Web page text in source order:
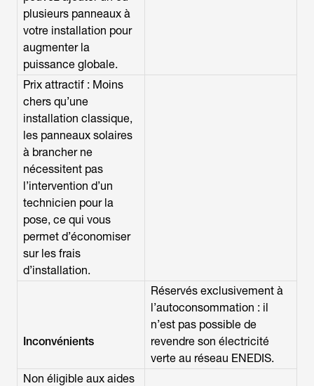
plusieurs panneaux à
votre installation pour
augmenter la
puissance globale.
Prix attractif : Moins
chers qu’une
installation classique,
les panneaux solaires
à brancher ne
nécessitent pas
l’intervention d’un
technicien pour la
pose, ce qui vous
permet d’économiser
sur les frais
d’installation.
Inconvénients
Réservés exclusivement à
l’autoconsommation : il
n’est pas possible de
revendre son électricité
verte au réseau ENEDIS.
Non éligible aux aides